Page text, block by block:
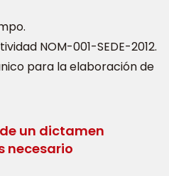
NOM-001-SEDE-2012.
para la elaboración de
un dictamen
necesario